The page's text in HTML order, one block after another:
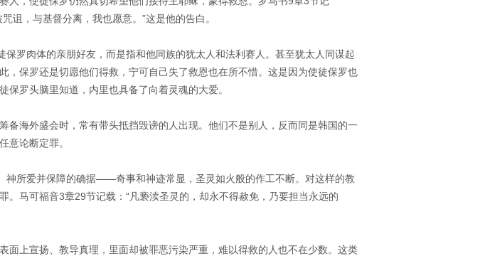
诅，与基督分离，我也愿意。”这是他的告白。
保罗肉体的亲朋好友，而是指和他同族的犹太人和法利赛人。甚至犹太人同谋起
，保罗还是切愿他们得救，宁可自己失了救恩也在所不惜。这是因为使徒保罗也
保罗头脑里知道，内里也具备了向着灵魂的大爱。
备海外盛会时，常有带头抵挡毁谤的人出现。他们不是别人，反而同是韩国的一
意论断定罪。
神所爱并保障的确据——奇事和神迹常显，圣灵如火般的作工不断。对这样的教
。马可福音3章29节记载：“凡亵渎圣灵的，却永不得赦免，乃要担当永远的
面上宣扬、教导真理，里面却被罪恶污染严重，难以得救的人也不在少数。这类